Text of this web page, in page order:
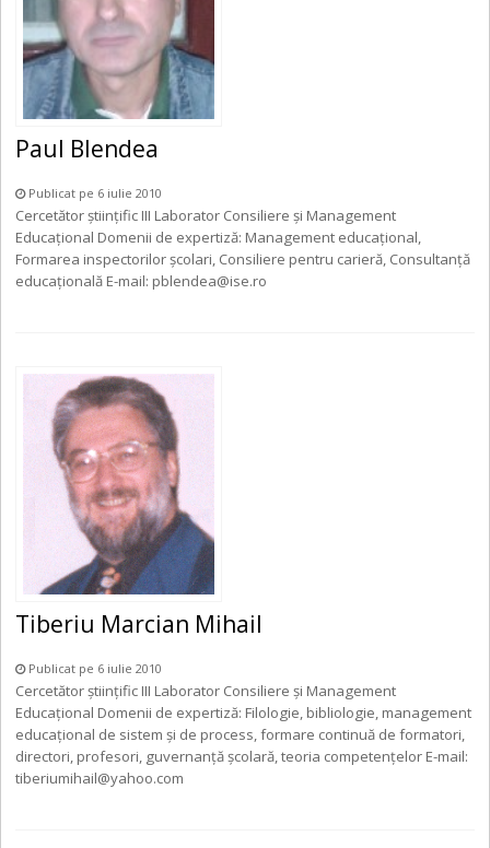
Paul Blendea
Publicat pe 6 iulie 2010
Cercetător ştiinţific III Laborator Consiliere şi Management
Educaţional Domenii de expertiză: Management educaţional,
Formarea inspectorilor şcolari, Consiliere pentru carieră, Consultanţă
educaţională E-mail: pblendea@ise.ro
Tiberiu Marcian Mihail
Publicat pe 6 iulie 2010
Cercetător ştiinţific III Laborator Consiliere şi Management
Educaţional Domenii de expertiză: Filologie, bibliologie, management
educaţional de sistem și de process, formare continuă de formatori,
directori, profesori, guvernanţă şcolară, teoria competenţelor E-mail:
tiberiumihail@yahoo.com